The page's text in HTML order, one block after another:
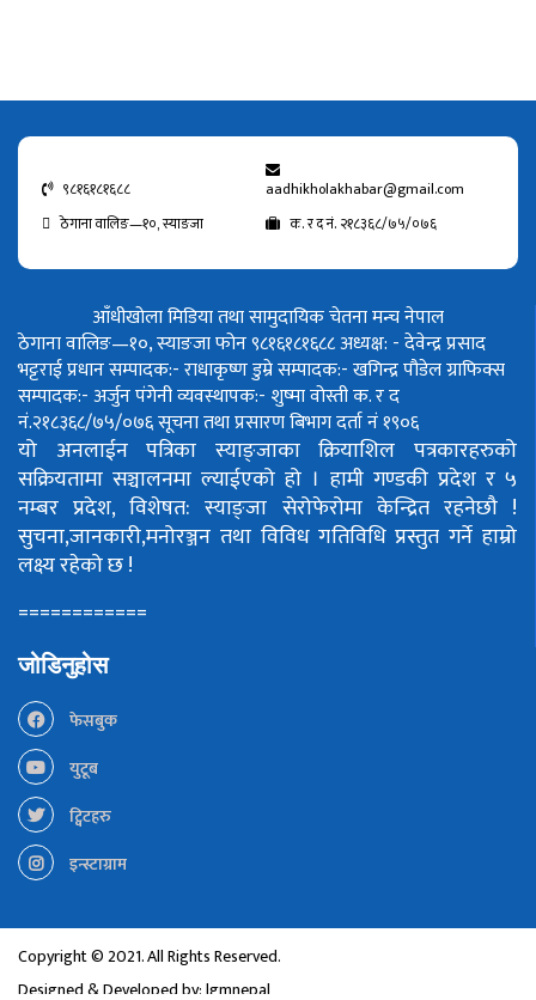
९८१६१८१६८८
aadhikholakhabar@gmail.com
ठेगाना वालिङ—१०, स्याङजा
क. र द नं. २१८३६८/७५/०७६
आँधीखोला मिडिया तथा सामुदायिक चेतना मन्च नेपाल
ठेगाना वालिङ—१०, स्याङजा फोन ९८१६१८१६८८अध्यक्ष: - देवेन्द्र प्रसाद
भट्टराईप्रधान सम्पादक:- राधाकृष्ण डुम्रेसम्पादक:- खगिन्द्र पौडेलग्राफिक्स
सम्पादक:- अर्जुन पंगेनीव्यवस्थापक:- शुष्मा वोस्तीक. र द
नं.२१८३६८/७५/०७६सूचना तथा प्रसारण बिभाग दर्ता नं १९०६
यो अनलाईन पत्रिका स्याङ्जाका क्रियाशिल पत्रकारहरुको
सक्रियतामा सञ्चालनमा ल्याईएको हो । हामी गण्डकी प्रदेश र ५
नम्बर प्रदेश, विशेषत: स्याङ्जा सेरोफेरोमा केन्द्रित रहनेछौ !
सुचना,जानकारी,मनोरञ्जन तथा विविध गतिविधि प्रस्तुत गर्ने हाम्रो
लक्ष्य रहेको छ !
============
जोडिनुहोस
फेसबुक
युटूब
ट्विटहरु
इन्स्टाग्राम
Copyright © 2021. All Rights Reserved.
Designed & Developed by:lgmnepal